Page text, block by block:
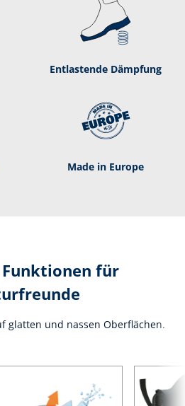
Entlastende Dämpf­ung
Made in Europe
Funktionen für
glatten und nassen Oberflächen.